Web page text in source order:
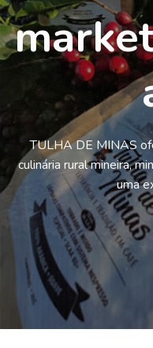
TULHA DE MINAS
culinária rural mineira,
uma